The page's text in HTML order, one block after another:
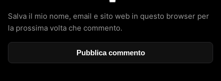
Salva il mio nome, email e sito web in questo browser per
la prossima volta che commento.